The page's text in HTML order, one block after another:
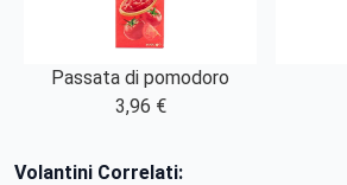
Passata di pomodoro
3,96 €
Volantini Correlati: